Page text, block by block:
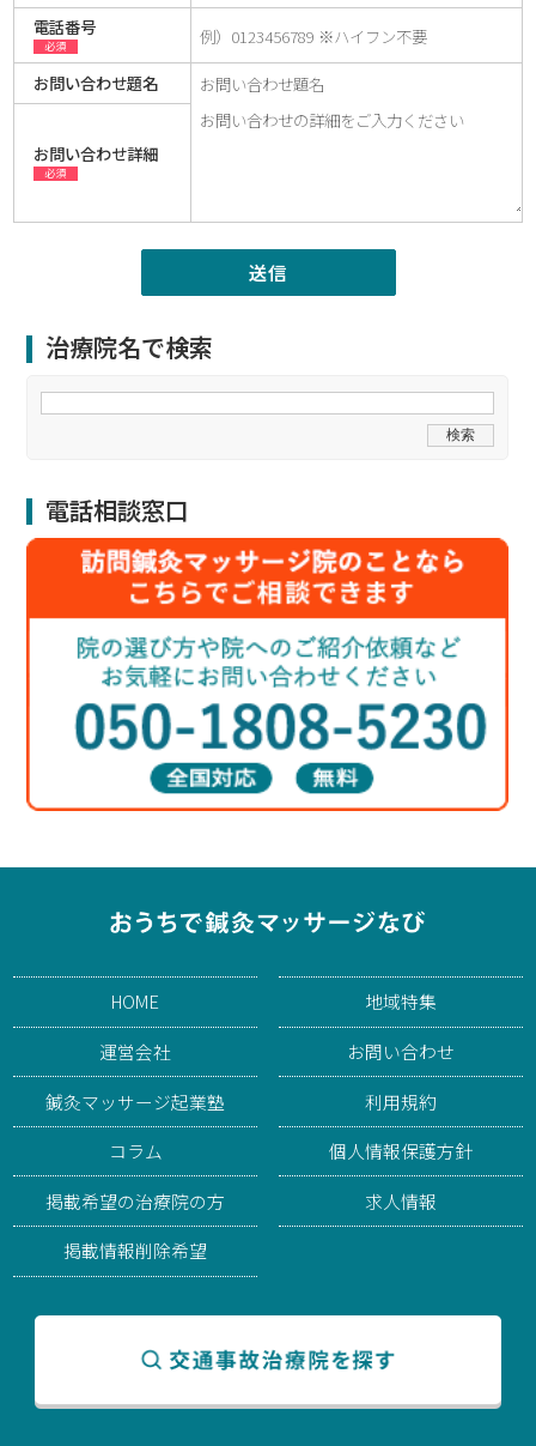
電話番号
必須
お問い合わせ題名
お問い合わせ詳細
必須
治療院名で検索
電話相談窓口
HOME
運営会社
鍼灸マッサージ起業塾
コラム
掲載希望の治療院の方
掲載情報削除希望
地域特集
お問い合わせ
利用規約
個人情報保護方針
求人情報